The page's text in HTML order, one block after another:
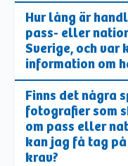
Hur lång är
pass- eller
Sverige, och
information om
Finns det några
fotografier som
om pass eller
kan jag få tag
krav?